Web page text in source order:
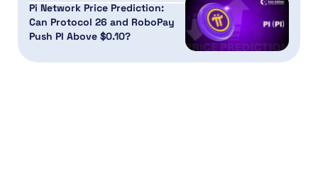
Pi Network Price Prediction:
Can Protocol 26 and RoboPay
Push PI Above $0.10?